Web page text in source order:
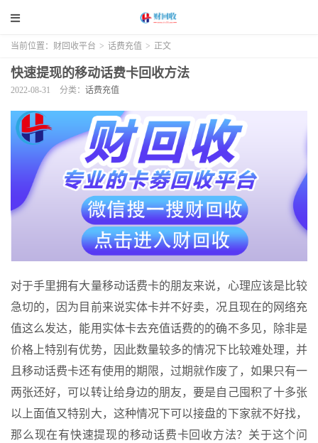
当前位置： 财回收平台 > 话费充值 > 正文
快速提现的移动话费卡回收方法
2022-08-31 分类： 话费充值
对于手里拥有大量移动话费卡的朋友来说，心理应该是比较
急切的，因为目前来说实体卡并不好卖，况且现在的网络充
值这么发达，能用实体卡去充值话费的的确不多见，除非是
价格上特别有优势，因此数量较多的情况下比较难处理，并
且移动话费卡还有使用的期限，过期就作废了，如果只有一
两张还好，可以转让给身边的朋友，要是自己囤积了十多张
以上面值又特别大，这种情况下可以接盘的下家就不好找，
那么现在有快速提现的移动话费卡回收方法？关于这个问